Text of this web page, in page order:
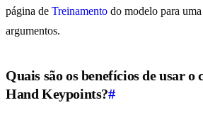
página de Treinamento do modelo para
argumentos.
Quais são os benefícios de usar o
Hand Keypoints?#